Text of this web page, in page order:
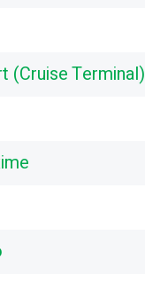
(Cruise Terminal)